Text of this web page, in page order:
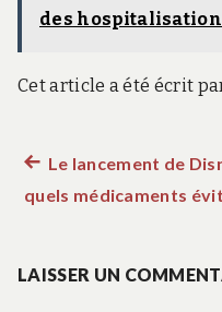
des
Cet article a été écrit
Navigation
l’article
Article
précédent :
Le lancement de
quels médicaments
LAISSER UN